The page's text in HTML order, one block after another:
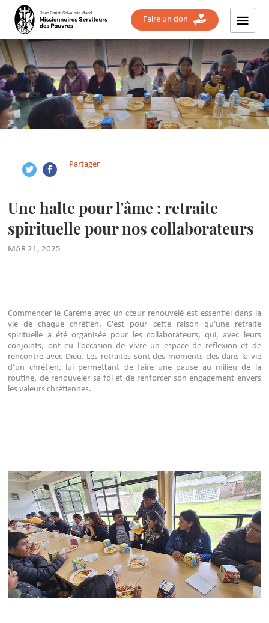
Faire un don
Partager
Une halte pour l'âme : retraite
spirituelle pour nos collaborateurs
MAR 21, 2025
Commencer le Carême avec un cœur renouvelé est essentiel dans la
vie de chaque chrétien. C'est pour cette raison qu'une retraite
spirituelle a été organisée pour les collaborateurs, qui, avec leurs
conjoints, ont eu l'occasion de vivre un espace de réflexion et de
rencontre avec Dieu. Les retraites sont des moments clés dans la vie
d’un chrétien, lui permettant de faire une pause au milieu de la
routine, de renouveler sa foi et de renforcer son engagement envers
les valeurs chrétiennes.